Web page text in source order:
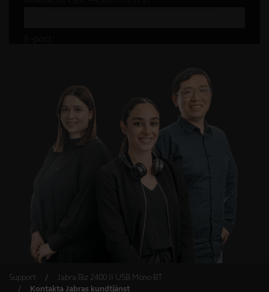
Support
Jabra Biz 2400 II USB Mono BT
Kontakta Jabras kundtjänst